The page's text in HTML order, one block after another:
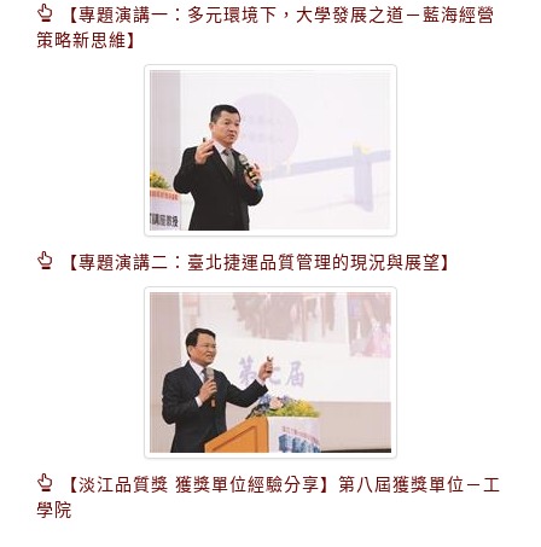
【專題演講一：多元環境下，大學發展之道－藍海經營
策略新思維】
【專題演講二：臺北捷運品質管理的現況與展望】
【淡江品質獎 獲獎單位經驗分享】第八屆獲獎單位－工
學院